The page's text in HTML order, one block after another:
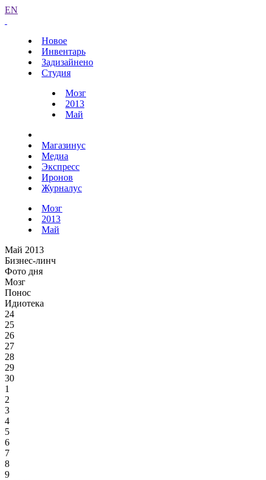
EN
Новое
Инвентарь
Задизайнено
Студия
Мозг
2013
Май
Магазинус
Медиа
Экспресс
Иронов
Журналус
Мозг
2013
Май
Май 2013
Бизнес-линч
Фото дня
Мозг
Понос
Идиотека
24
25
26
27
28
29
30
1
2
3
4
5
6
7
8
9